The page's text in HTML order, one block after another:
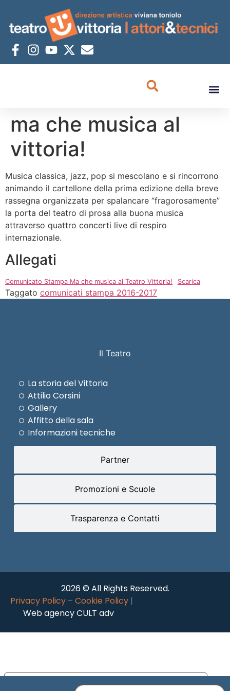
ma che musica al
vittoria!
Musica classica, jazz, pop si mescolano e si rincorrono
animando il cartellone della prima edizione della breve
rassegna organizzata per spalancare “fragorosamente”
la porta del teatro di prosa alla buona musica
attraverso quattro concerti live di respiro
internazionale.
Allegati
Comunicato Stampa Ma che musica al Teatro Vittoria! Scarica
Taggato comunicati stampa 2016-2017
Il Teatro
Partner
Promozioni e Scuole
Trasparenza e Contatti
La storia del Vittoria
Attilio Corsini
Gallery
Affitto della sala
Informazioni tecniche
2026 © All Rights Reserved.
Privacy Policy – Cookie Policy |
Web agency CULT adv